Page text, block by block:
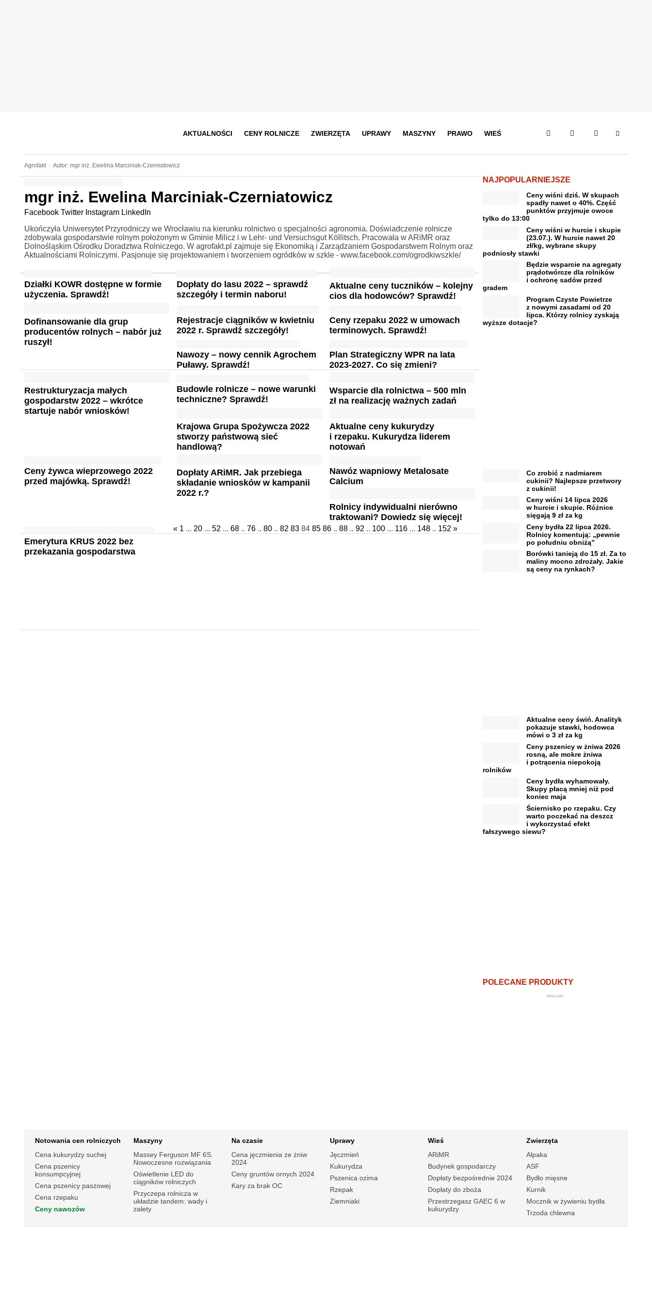
AKTUALNOŚCI CENY ROLNICZE ZWIERZĘTA UPRAWY MASZYNY PRAWO WIEŚ
Agrofakt Autor: mgr inż. Ewelina Marciniak-Czerniatowicz
mgr inż. Ewelina Marciniak-Czerniatowicz
Facebook Twitter Instagram LinkedIn
Ukończyła Uniwersytet Przyrodniczy we Wrocławiu na kierunku rolnictwo o specjalności agronomia. Doświadczenie rolnicze
zdobywała gospodarstwie rolnym położonym w Gminie Milicz i w Lehr- und Versuchsgut Köllitsch. Pracowała w ARiMR oraz
Dolnośląskim Ośrodku Doradztwa Rolniczego. W agrofakt.pl zajmuje się Ekonomiką i Zarządzaniem Gospodarstwem Rolnym oraz
Aktualnościami Rolniczymi. Pasjonuje się projektowaniem i tworzeniem ogródków w szkle - www.facebook.com/ogrodkiwszkle/
Działki KOWR dostępne w formie
użyczenia. Sprawdź!
Dopłaty do lasu 2022 – sprawdź
szczegóły i termin naboru!
Aktualne ceny tuczników – kolejny
cios dla hodowców? Sprawdź!
Dofinansowanie dla grup
producentów rolnych – nabór już
ruszył!
Rejestracje ciągników w kwietniu
2022 r. Sprawdź szczegóły!
Ceny rzepaku 2022 w umowach
terminowych. Sprawdź!
Nawozy – nowy cennik Agrochem
Puławy. Sprawdź!
Plan Strategiczny WPR na lata
2023-2027. Co się zmieni?
Restrukturyzacja małych
gospodarstw 2022 – wkrótce
startuje nabór wniosków!
Budowle rolnicze – nowe warunki
techniczne? Sprawdź!
Wsparcie dla rolnictwa – 500 mln
zł na realizację ważnych zadań
Krajowa Grupa Spożywcza 2022
stworzy państwową sieć
handlową?
Aktualne ceny kukurydzy
i rzepaku. Kukurydza liderem
notowań
Ceny żywca wieprzowego 2022
przed majówką. Sprawdź!
Dopłaty ARiMR. Jak przebiega
składanie wniosków w kampanii
2022 r.?
Nawóz wapniowy Metalosate
Calcium
Rolnicy indywidualni nierówno
traktowani? Dowiedz się więcej!
Emerytura KRUS 2022 bez
przekazania gospodarstwa
« 1 ... 20 ... 52 ... 68 .. 76 .. 80 .. 82 83 84 85 86 .. 88 .. 92 .. 100 ... 116 ... 148 .. 152 »
NAJPOPULARNIEJSZE
Ceny wiśni dziś. W skupach
spadły nawet o 40%. Część
punktów przyjmuje owoce
tylko do 13:00
Ceny wiśni w hurcie i skupie
(23.07.). W hurcie nawet 20
zł/kg, wybrane skupy
podniosły stawki
Będzie wsparcie na agregaty
prądotwórcze dla rolników
i ochronę sadów przed
gradem
Program Czyste Powietrze
z nowymi zasadami od 20
lipca. Którzy rolnicy zyskają
wyższe dotacje?
Co zrobić z nadmiarem
cukinii? Najlepsze przetwory
z cukinii!
Ceny wiśni 14 lipca 2026
w hurcie i skupie. Różnice
sięgają 9 zł za kg
Ceny bydła 22 lipca 2026.
Rolnicy komentują: „pewnie
po południu obniżą”
Borówki tanieją do 15 zł. Za to
maliny mocno zdrożały. Jakie
są ceny na rynkach?
Aktualne ceny świń. Analityk
pokazuje stawki, hodowca
mówi o 3 zł za kg
Ceny pszenicy w żniwa 2026
rosną, ale mokre żniwa
i potrącenia niepokoją
rolników
Ceny bydła wyhamowały.
Skupy płacą mniej niż pod
koniec maja
Ściernisko po rzepaku. Czy
warto poczekać na deszcz
i wykorzystać efekt
fałszywego siewu?
POLECANE PRODUKTY
REKLAMA
Notowania cen rolniczych
Cena kukurydzy suchej
Cena pszenicy
konsumpcyjnej
Cena pszenicy paszowej
Cena rzepaku
Ceny nawozów
Maszyny
Massey Ferguson MF 6S.
Nowoczesne rozwiązania
Oświetlenie LED do
ciągników rolniczych
Przyczepa rolnicza w
układzie tandem: wady i
zalety
Na czasie
Cena jęczmienia ze żniw
2024
Ceny gruntów ornych 2024
Kary za brak OC
Uprawy
Jęczmień
Kukurydza
Pszenica ozima
Rzepak
Ziemniaki
Wieś
ARiMR
Budynek gospodarczy
Dopłaty bezpośrednie 2024
Dopłaty do zboża
Przestrzegasz GAEC 6 w
kukurydzy
Zwierzęta
Alpaka
ASF
Bydło mięsne
Kurnik
Mocznik w żywieniu bydła
Trzoda chlewna